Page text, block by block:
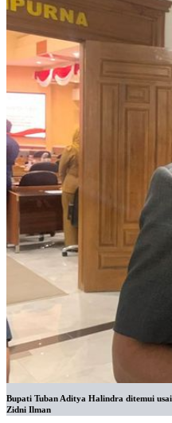
Bupati Tuban Aditya Halindra ditemui
Zidni Ilman